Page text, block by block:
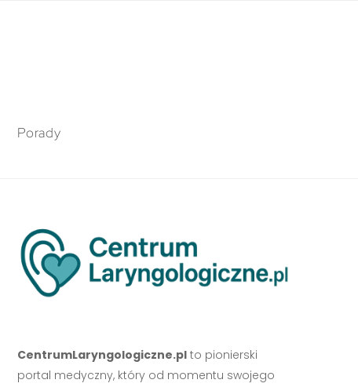
Porady
CentrumLaryngologiczne.plto pionierski
portal medyczny, który od momentu swojego